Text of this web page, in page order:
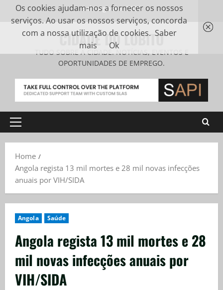
8 de Agosto, 2026
CIDADE DO LOBITO
TUDO SOBRE A CIDADE. NOTÍCIAS, EVENTOS E
OPORTUNIDADES DE EMPREGO.
Home
Angola regista 13 mil mortes e 28 mil novas infecções
anuais por VIH/SIDA
Angola Saúde
Angola regista 13 mil mortes e 28
mil novas infecções anuais por
VIH/SIDA
Os cookies ajudam-nos a fornecer os nossos
serviços. Ao usar os nossos serviços, concorda
com a nossa utilização de cookies. Saber
mais
Ok